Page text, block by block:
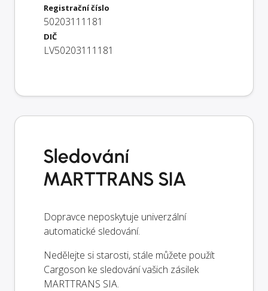
Registrační číslo
50203111181
DIČ
LV50203111181
Sledování
MARTTRANS SIA
Dopravce neposkytuje univerzální
automatické sledování.
Nedělejte si starosti, stále můžete použít
Cargoson ke sledování vašich zásilek
MARTTRANS SIA.